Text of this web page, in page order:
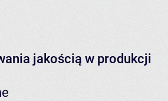
jakością w produkcji